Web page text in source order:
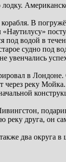
В
под водой в
судно
увенчались
в
реку
друга, он
также два